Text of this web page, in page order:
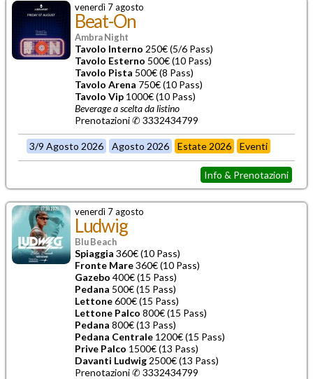
venerdì 7 agosto
Beat-On
Ambra Night
Tavolo Interno 250€ (5/6 Pass)
Tavolo Esterno 500€ (10 Pass)
Tavolo Pista 500€ (8 Pass)
Tavolo Arena 750€ (10 Pass)
Tavolo Vip 1000€ (10 Pass)
Beverage a scelta da listino
Prenotazioni ✆ 3332434799
3/9 Agosto 2026 Agosto 2026 Estate 2026 Eventi
Info & Prenotazioni
venerdì 7 agosto
Ludwig
Blu Beach
Spiaggia 360€ (10 Pass)
Fronte Mare360€ (10 Pass)
Gazebo 400€ (15 Pass)
Pedana 500€ (15 Pass)
Lettone600€ (15 Pass)
Lettone Palco 800€ (15 Pass)
Pedana 800€ (13 Pass)
Pedana Centrale 1200€ (15 Pass)
Prive Palco 1500€ (13 Pass)
Davanti Ludwig 2500€ (13 Pass)
Prenotazioni ✆ 3332434799